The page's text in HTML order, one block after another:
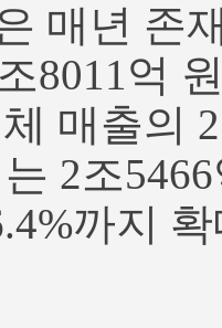
매년 존
8011억
매출의
2조
까지